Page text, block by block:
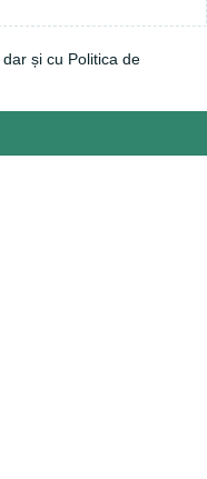
dar și cu Politica de